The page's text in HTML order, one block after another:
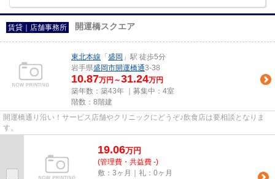
賃貸｜店舗事務所 開運橋スクエア
東北本線 「 盛岡 」駅 徒歩5分
岩手県盛岡市開運橋通3-38
10.87万円～31.24万円
築年数：築43年 ｜募集中： 4室
階数：8階建
開運橋通り沿い！サービス店舗やクリニックにどうぞ♪飲食店は要相談となりま
す。
19.06万円
(管理費・共益費 -)
敷：3ヶ月｜礼：0ヶ月